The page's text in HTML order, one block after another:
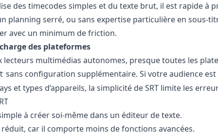
des timecodes simples et du texte brut, il est rapide à
planning serré, ou sans expertise particulière en sous-
avec un minimum de friction.
des plateformes
lecteurs multimédias autonomes, presque toutes les
sans configuration supplémentaire. Si votre audience
et types d’appareils, la simplicité de SRT limite les
à créer soi-même dans un éditeur de texte.
réduit, car il comporte moins de fonctions avancées.